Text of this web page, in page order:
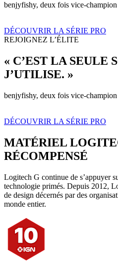
benjyfishy, deux fois vice-
DÉCOUVRIR LA SÉRIE PRO
REJOIGNEZ L’ÉLITE
« C’EST LA SEULE
J’UTILISE. »
benjyfishy, deux fois vice-
DÉCOUVRIR LA SÉRIE PRO
MATÉRIEL
RÉCOMPENSÉ
Logitech G continue de s’appuyer
technologie primés. Depuis 2012,
de design décernés par des
monde entier.